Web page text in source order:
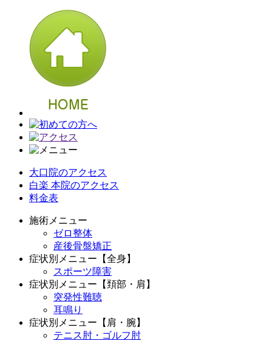
大口院のアクセス
白楽 本院のアクセス
料金表
施術メニュー
ゼロ整体
産後骨盤矯正
症状別メニュー【全身】
スポーツ障害
症状別メニュー【頚部・肩】
突発性難聴
耳鳴り
症状別メニュー【肩・腕】
テニス肘・ゴルフ肘